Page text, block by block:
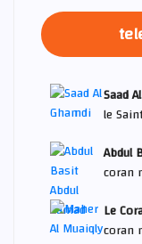
Saad
le
Abdul
coran
Le
coran